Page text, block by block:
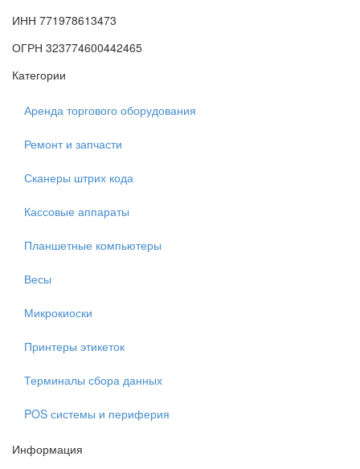
ИНН 771978613473
ОГРН 323774600442465
Категории
Аренда торгового оборудования
Ремонт и запчасти
Сканеры штрих кода
Кассовые аппараты
Планшетные компьютеры
Весы
Микрокиоски
Принтеры этикеток
Терминалы сбора данных
POS системы и периферия
Информация